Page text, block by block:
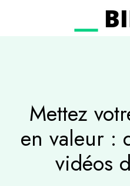
Mettez
en valeur :
vidéos